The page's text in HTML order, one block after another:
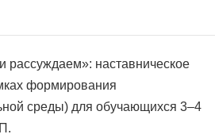
наставническое
формирования
среды) для обучающихся 3–4